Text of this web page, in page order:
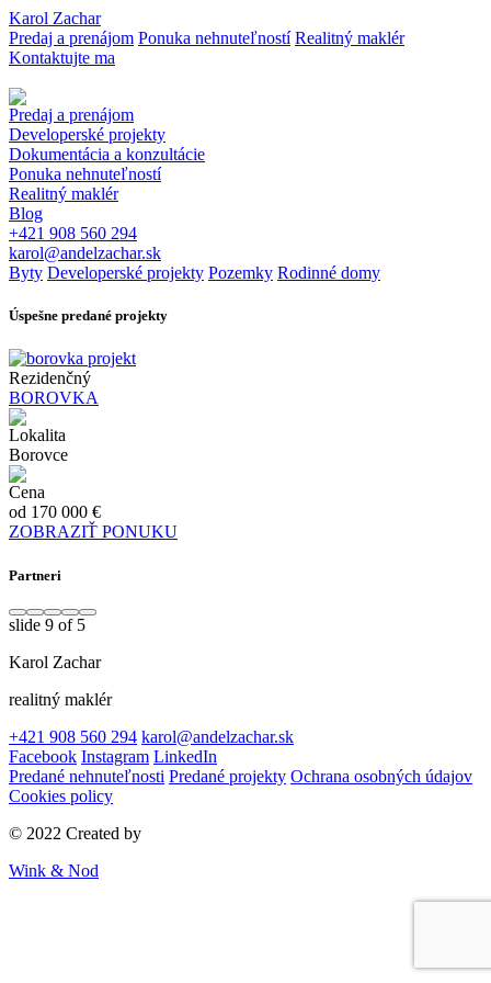
Karol Zachar
Predaj a prenájom Ponuka nehnuteľností Realitný maklér
Kontaktujte ma
Predaj a prenájom
Developerské projekty
Dokumentácia a konzultácie
Ponuka nehnuteľností
Realitný maklér
Blog
+421 908 560 294
karol@andelzachar.sk
Byty Developerské projekty Pozemky Rodinné domy
Úspešne predané projekty
Rezidenčný
BOROVKA
Lokalita
Borovce
Cena
od 170 000 €
ZOBRAZIŤ PONUKU
Partneri
slide 9 of 5
Karol Zachar
realitný maklér
+421 908 560 294 karol@andelzachar.sk
Facebook Instagram LinkedIn
Predané nehnuteľnosti Predané projekty Ochrana osobných údajov
Cookies policy
© 2022 Created by
Wink & Nod